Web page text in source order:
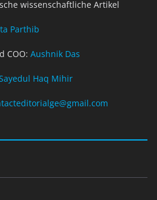
wissenschaftliche Artikel
Parthib
COO: Aushnik Das
Haq Mihir